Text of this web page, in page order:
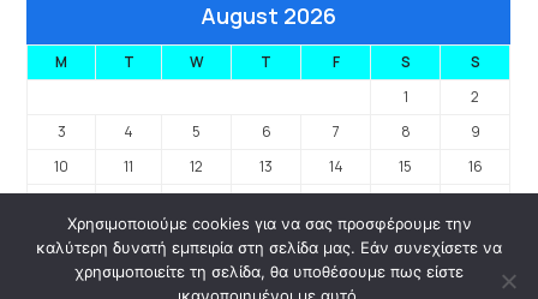
August 2026
M T W T F S
S
1
2
3
4 5 6 7 8
9
10
11 12 13 14 15
16
24
25 26 27 28 29
30
Χρησιμοποιούμε cookies για να σας προσφέρουμε την
καλύτερη δυνατή εμπειρία στη σελίδα μας. Εάν συνεχίσετε να
χρησιμοποιείτε τη σελίδα, θα υποθέσουμε πως είστε